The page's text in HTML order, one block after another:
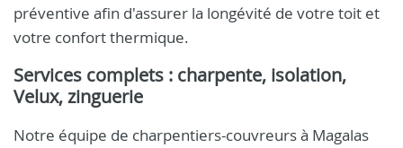
préventive afin d'assurer la longévité de votre toit et
votre confort thermique.
Services complets : charpente, isolation,
Velux, zinguerie
Notre équipe de charpentiers-couvreurs à Magalas